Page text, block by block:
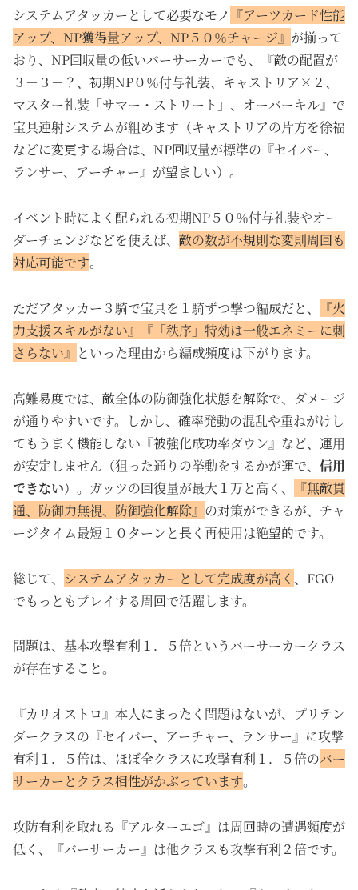
システムアタッカーとして必要なモノ 『アーツカード性能
アップ、NP獲得量アップ、NP５０％チャージ』 が揃って
おり、NP回収量の低いバーサーカーでも、『敵の配置が
３－３－？、初期NP０％付与礼装、キャストリア×２、
マスター礼装「サマー・ストリート」、オーバーキル』で
宝具連射システムが組めます（キャストリアの片方を徐福
などに変更する場合は、NP回収量が標準の『セイバー、
ランサー、アーチャー』が望ましい）。
イベント時によく配られる初期NP５０％付与礼装やオー
ダーチェンジなどを使えば、 敵の数が不規則な変則周回も
対応可能です。
ただアタッカー３騎で宝具を１騎ずつ撃つ編成だと、
『火
力支援スキルがない』『「秩序」特効は一般エネミーに刺
さらない』 といった理由から編成頻度は下がります。
高難易度では、敵全体の防御強化状態を解除で、ダメージ
が通りやすいです。しかし、確率発動の混乱や重ねがけし
てもうまく機能しない『被強化成功率ダウン』など、運用
が安定しません（狙った通りの挙動をするかが運で、 信用
できない）。ガッツの回復量が最大１万と高く、
『無敵貫
通、防御力無視、防御強化解除』 の対策ができるが、チャ
ージタイム最短１０ターンと長く再使用は絶望的です。
総じて、 システムアタッカーとして完成度が高く 、FGO
でもっともプレイする周回で活躍します。
問題は、基本攻撃有利１．５倍というバーサーカークラス
が存在すること。
『カリオストロ』本人にまったく問題はないが、プリテン
ダークラスの『セイバー、アーチャー、ランサー』に攻撃
有利１．５倍は、ほぼ全クラスに攻撃有利１．５倍のバー
サーカーとクラス相性がかぶっています。
攻防有利を取れる『アルターエゴ』は周回時の遭遇頻度が
低く、『バーサーカー』は他クラスも攻撃有利２倍です。